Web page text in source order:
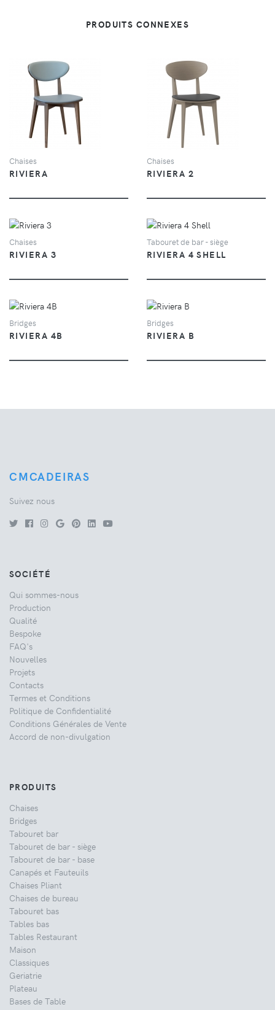
PRODUITS CONNEXES
VUE
Chaises
RIVIERA
VUE
Chaises
RIVIERA 2
Chaises
RIVIERA 3
VUE
Tabouret de bar - siège
RIVIERA 4 SHELL
Bridges
RIVIERA 4B
Bridges
RIVIERA B
CMCADEIRAS
Suivez nous
SOCIÉTÉ
Qui sommes-nous
Production
Qualité
Bespoke
FAQ's
Nouvelles
Projets
Contacts
Termes et Conditions
Politique de Confidentialité
Conditions Générales de Vente
Accord de non-divulgation
PRODUITS
Chaises
Bridges
Tabouret bar
Tabouret de bar - siège
Tabouret de bar - base
Canapés et Fauteuils
Chaises Pliant
Chaises de bureau
Tabouret bas
Tables bas
Tables Restaurant
Maison
Classiques
Geriatrie
Plateau
Bases de Table